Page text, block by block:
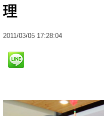
理
2011/03/05 17:28:04